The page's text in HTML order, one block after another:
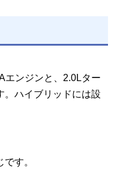
エンジンと、2.0Lター
。ハイブリッドには設
す。